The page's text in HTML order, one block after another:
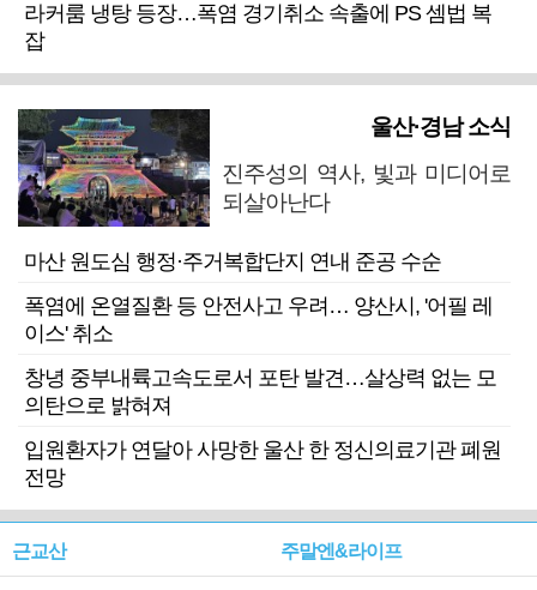
라커룸 냉탕 등장…폭염 경기취소 속출에 PS 셈법 복
잡
울산·경남 소식
진주성의 역사, 빛과 미디어로
되살아난다
마산 원도심 행정·주거복합단지 연내 준공 수순
폭염에 온열질환 등 안전사고 우려… 양산시, '어필 레
이스' 취소
창녕 중부내륙고속도로서 포탄 발견…살상력 없는 모
의탄으로 밝혀져
입원환자가 연달아 사망한 울산 한 정신의료기관 폐원
전망
근교산 주말엔&라이프